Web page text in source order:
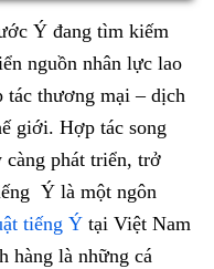
Ý đang tìm kiếm
nguồn nhân lực lao
tác thương mại – dịch
giới. Hợp tác song
phát triển, trở
Ý là một ngôn
tiếng Ý tại Việt Nam
hàng là những cá